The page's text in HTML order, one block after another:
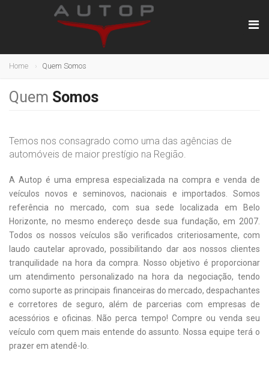
Home Quem Somos
Quem Somos
Temos nos consagrado como uma das agências de
automóveis de maior prestígio na Região.
A Autop é uma empresa especializada na compra e venda de
veículos novos e seminovos, nacionais e importados. Somos
referência no mercado, com sua sede localizada em Belo
Horizonte, no mesmo endereço desde sua fundação, em 2007.
Todos os nossos veículos são verificados criteriosamente, com
laudo cautelar aprovado, possibilitando dar aos nossos clientes
tranquilidade na hora da compra. Nosso objetivo é proporcionar
um atendimento personalizado na hora da negociação, tendo
como suporte as principais financeiras do mercado, despachantes
e corretores de seguro, além de parcerias com empresas de
acessórios e oficinas. Não perca tempo! Compre ou venda seu
veículo com quem mais entende do assunto. Nossa equipe terá o
prazer em atendê-lo.